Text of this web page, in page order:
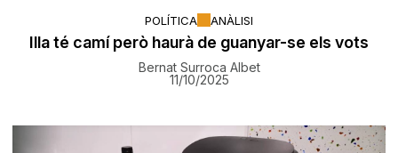
POLÍTICA ANÀLISI
Illa té camí però haurà de guanyar-se els vots
Bernat Surroca Albet
11/10/2025